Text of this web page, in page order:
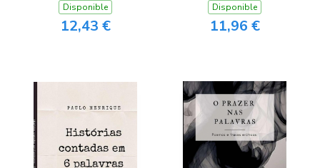
Disponible
12,43 €
Disponible
11,96 €